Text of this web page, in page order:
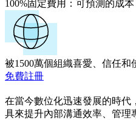
100%固定費用： 可預測的成
被1500萬個組織喜愛、信任和
免費註冊
在當今數位化迅速發展的時代
具來提升內部溝通效率、管理